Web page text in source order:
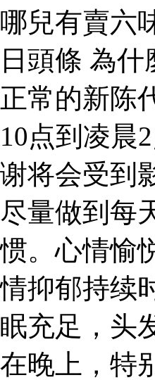
哪兒有賣六
日頭條 為
正常的新陈
10点到凌晨
谢将会受到
尽量做到每
惯。心情愉
情抑郁持续
眠充足，头
在晚上，特